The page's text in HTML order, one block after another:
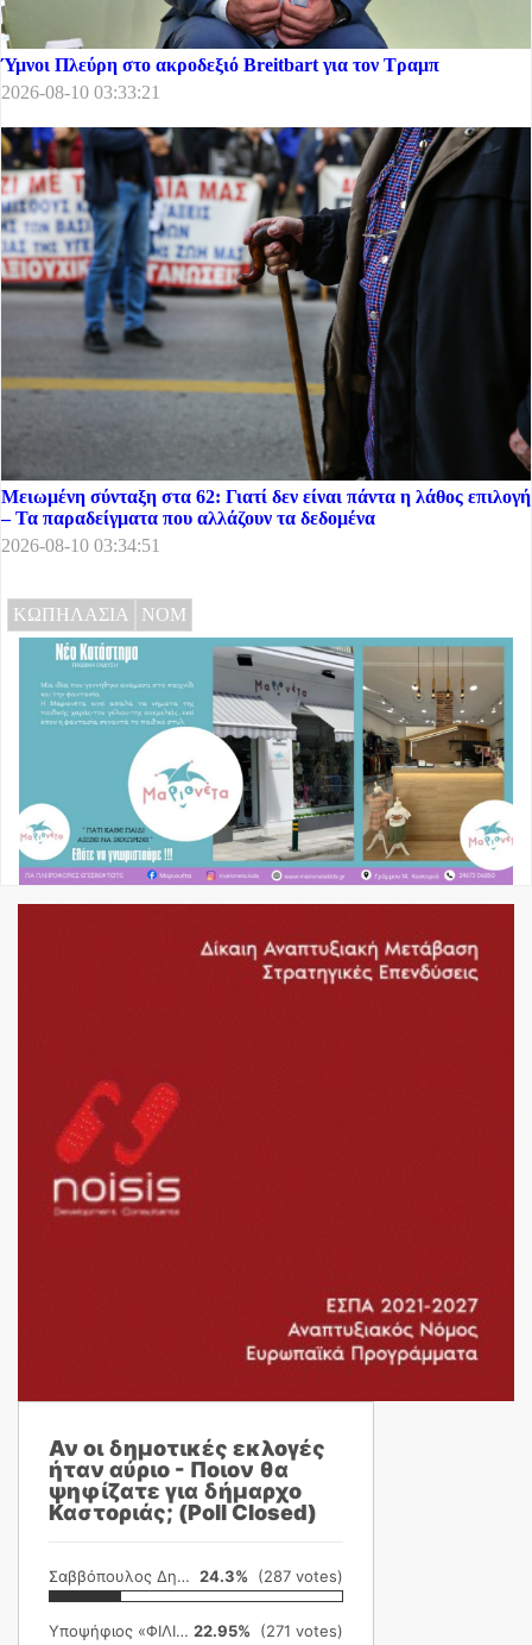
Ύμνοι Πλεύρη στο ακροδεξιό Breitbart για τον Τραμπ
2026-08-10 03:33:21
Μειωμένη σύνταξη στα 62: Γιατί δεν είναι πάντα η λάθος επιλογή
– Τα παραδείγματα που αλλάζουν τα δεδομένα
2026-08-10 03:34:51
ΚΩΠΗΛΑΣΙΑ ΝΟΜ
Αν οι δημοτικές εκλογές
ήταν αύριο - Ποιον θα
ψηφίζατε για δήμαρχο
Καστοριάς; (Poll Closed)
Σαββόπουλος Δημήτρης 24.3% (287 votes)
Υποψήφιος «ΦΙΛΙΚΗ ΕΤΑΙΡΕΙΑ» 22.95% (271 votes)